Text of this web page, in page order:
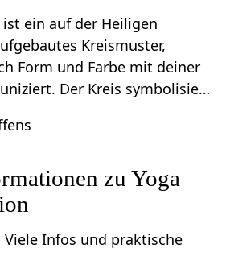
ist ein auf der Heiligen
Kreismuster,
Form und Farbe mit deiner
Der Kreis symbolisie…
zu Yoga
Viele Infos und praktische